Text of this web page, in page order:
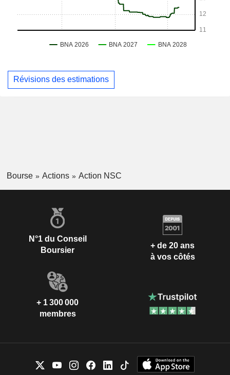
Révisions des estimations
Bourse Actions Action NSC
N°1 du Conseil
Boursier
+ de 20 ans
à vos côtés
+ 1 300 000
membres